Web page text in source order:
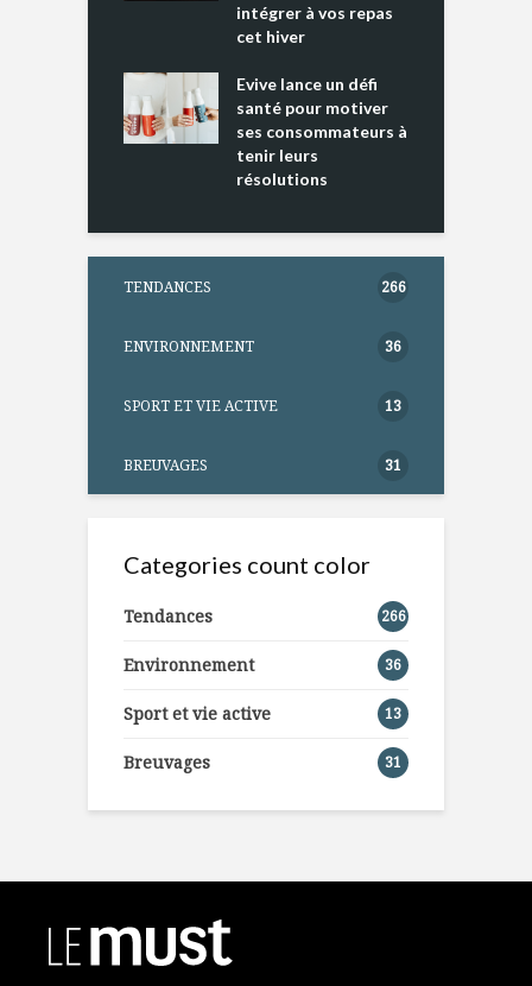
intégrer à vos repas
cet hiver
Evive lance un défi
santé pour motiver
ses consommateurs à
tenir leurs
résolutions
TENDANCES 266
ENVIRONNEMENT 36
SPORT ET VIE ACTIVE 13
BREUVAGES 31
Categories count color
Tendances 266
Environnement 36
Sport et vie active 13
Breuvages 31